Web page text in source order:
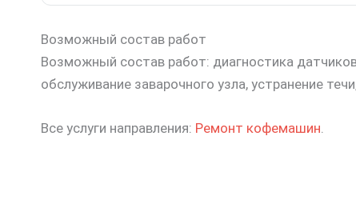
Возможный состав работ
Возможный состав работ: диагностика
обслуживание заварочного узла, устранение
Все услуги направления: Ремонт кофемашин.